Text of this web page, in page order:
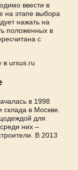
ввести в
на этапе выбора
нажать на
положенных в
с
в 1998
склада в Москве.
для
них –
В 2013